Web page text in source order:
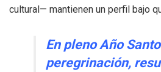
cultural— mantienen un perfil bajo
En plenoAño
peregrinación,